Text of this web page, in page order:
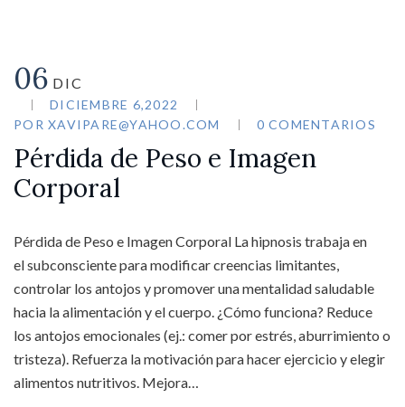
06 DIC
DICIEMBRE 6,2022
POR XAVIPARE@YAHOO.COM 0 COMENTARIOS
Pérdida de Peso e Imagen
Corporal
Pérdida de Peso e Imagen Corporal La hipnosis trabaja en
el subconsciente para modificar creencias limitantes,
controlar los antojos y promover una mentalidad saludable
hacia la alimentación y el cuerpo. ¿Cómo funciona? Reduce
los antojos emocionales (ej.: comer por estrés, aburrimiento o
tristeza). Refuerza la motivación para hacer ejercicio y elegir
alimentos nutritivos. Mejora…